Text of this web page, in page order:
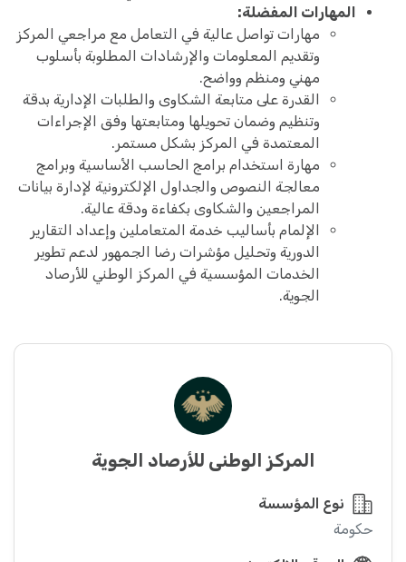
المهارات المفضلة:
مهارات تواصل عالية في التعامل مع مراجعي المركز
وتقديم المعلومات والإرشادات المطلوبة بأسلوب
مهني ومنظم وواضح.
القدرة على متابعة الشكاوى والطلبات الإدارية بدقة
وتنظيم وضمان تحويلها ومتابعتها وفق الإجراءات
المعتمدة في المركز بشكل مستمر.
مهارة استخدام برامج الحاسب الأساسية وبرامج
معالجة النصوص والجداول الإلكترونية لإدارة بيانات
المراجعين والشكاوى بكفاءة ودقة عالية.
الإلمام بأساليب خدمة المتعاملين وإعداد التقارير
الدورية وتحليل مؤشرات رضا الجمهور لدعم تطوير
الخدمات المؤسسية في المركز الوطني للأرصاد
الجوية.
المركز الوطني للأرصاد الجوية
نوع المؤسسة
حكومة